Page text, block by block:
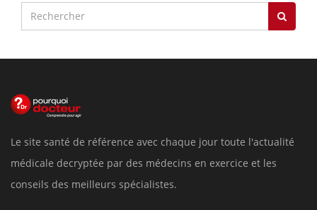
Le site santé de référence avec chaque jour toute l'actualité
médicale decryptée par des médecins en exercice et les
conseils des meilleurs spécialistes.